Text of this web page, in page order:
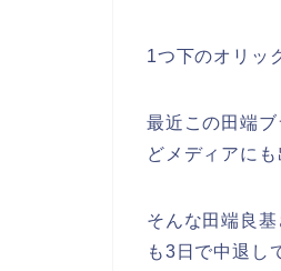
1つ下のオリッ
最近この田端
どメディアに
そんな田端良
も3日で中退し